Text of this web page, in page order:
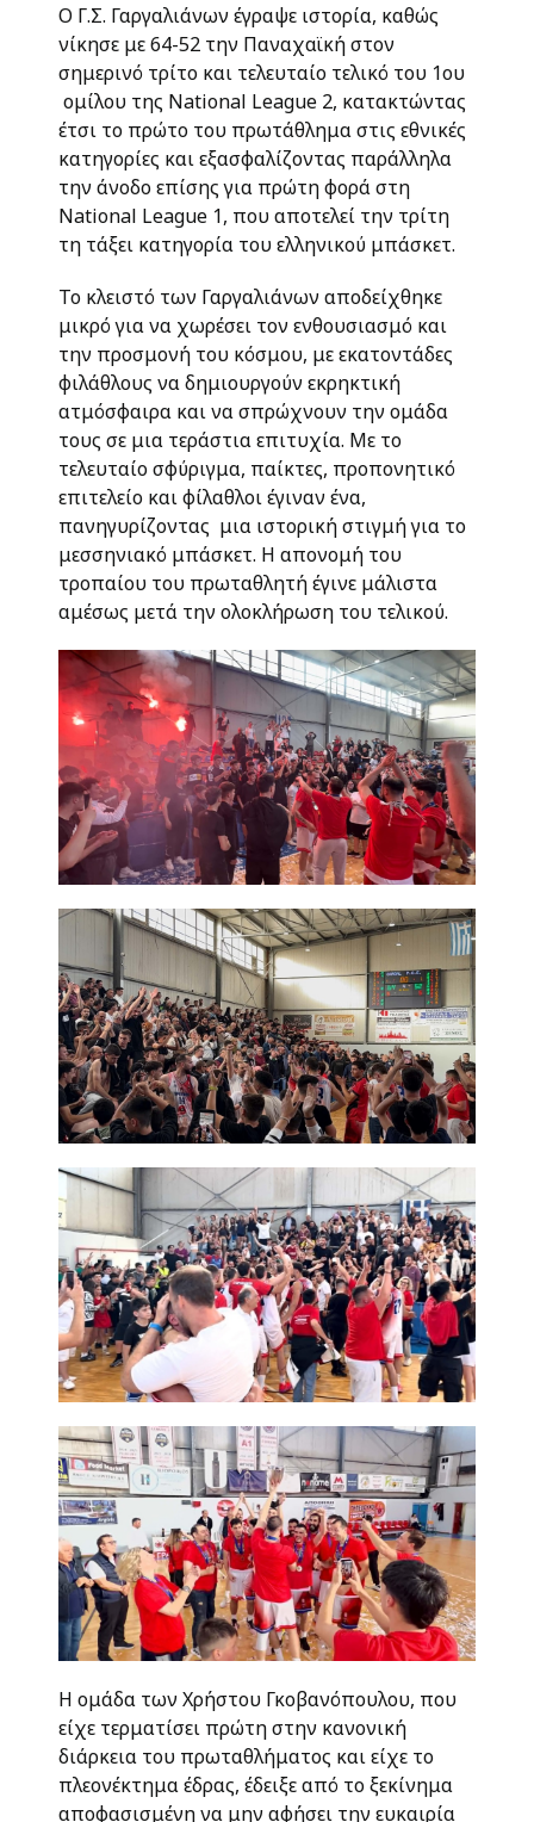
Ο Γ.Σ. Γαργαλιάνων έγραψε ιστορία, καθώς
νίκησε με 64-52 την Παναχαϊκή στον
σημερινό τρίτο και τελευταίο τελικό του 1ου
ομίλου της National League 2, κατακτώντας
έτσι το πρώτο του πρωτάθλημα στις εθνικές
κατηγορίες και εξασφαλίζοντας παράλληλα
την άνοδο επίσης για πρώτη φορά στη
National League 1, που αποτελεί την τρίτη
τη τάξει κατηγορία του ελληνικού μπάσκετ.
Το κλειστό των Γαργαλιάνων αποδείχθηκε
μικρό για να χωρέσει τον ενθουσιασμό και
την προσμονή του κόσμου, με εκατοντάδες
φιλάθλους να δημιουργούν εκρηκτική
ατμόσφαιρα και να σπρώχνουν την ομάδα
τους σε μια τεράστια επιτυχία. Με το
τελευταίο σφύριγμα, παίκτες, προπονητικό
επιτελείο και φίλαθλοι έγιναν ένα,
πανηγυρίζοντας μια ιστορική στιγμή για το
μεσσηνιακό μπάσκετ. Η απονομή του
τροπαίου του πρωταθλητή έγινε μάλιστα
αμέσως μετά την ολοκλήρωση του τελικού.
Η ομάδα των Χρήστου Γκοβανόπουλου, που
είχε τερματίσει πρώτη στην κανονική
διάρκεια του πρωταθλήματος και είχε το
πλεονέκτημα έδρας, έδειξε από το ξεκίνημα
αποφασισμένη να μην αφήσει την ευκαιρία